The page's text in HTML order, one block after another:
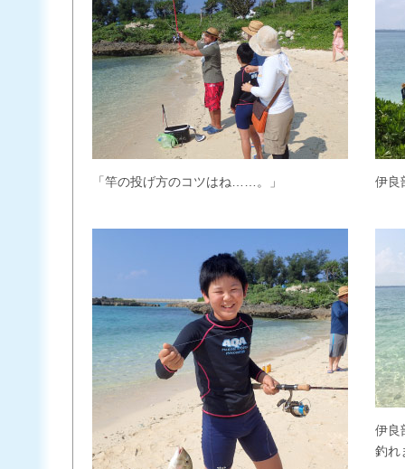
「竿の投げ方のコツはね……。」 伊良
伊良
釣れ